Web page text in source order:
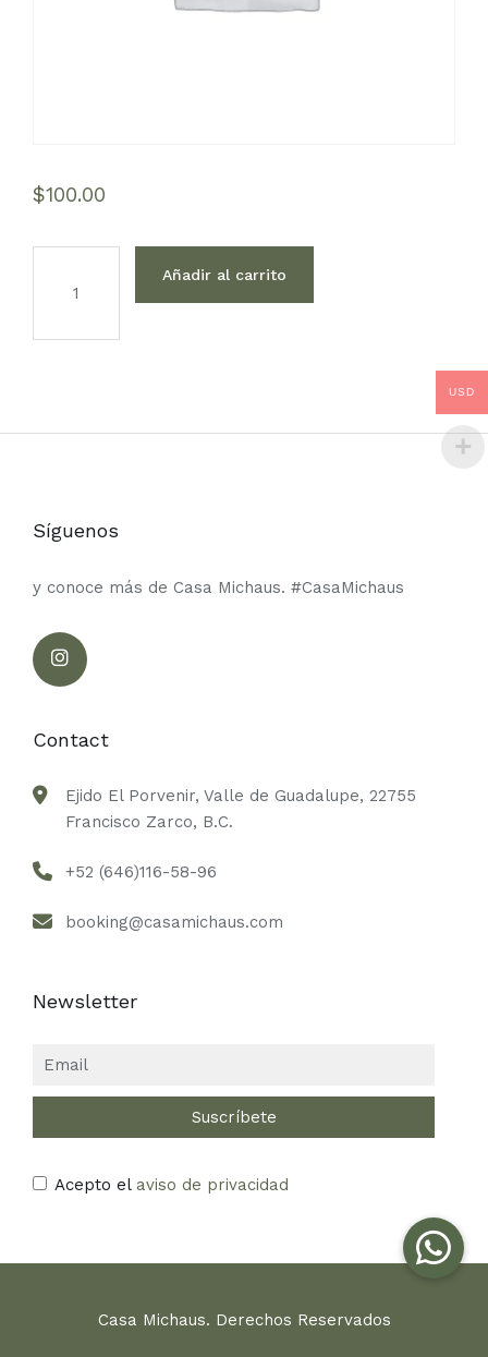
$100.00
Reservation
Añadir al carrito
Síguenos
y conoce más de Casa Michaus. #CasaMichaus
Contact
Ejido El Porvenir, Valle de Guadalupe, 22755
Francisco Zarco, B.C.
+52 (646)116-58-96
booking@casamichaus.com
Newsletter
Acepto el aviso de privacidad
Casa Michaus. Derechos Reservados
USD